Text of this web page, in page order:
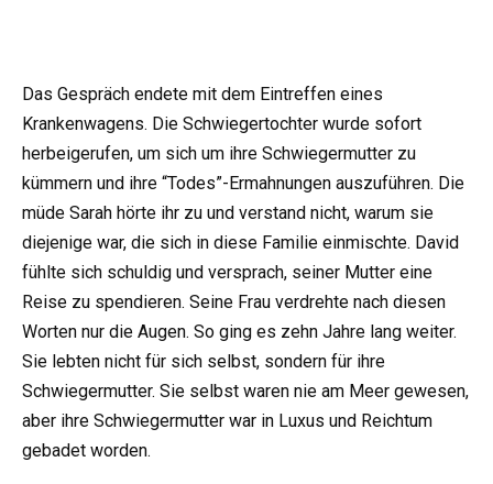
Das Gespräch endete mit dem Eintreffen eines
Krankenwagens. Die Schwiegertochter wurde sofort
herbeigerufen, um sich um ihre Schwiegermutter zu
kümmern und ihre “Todes”-Ermahnungen auszuführen. Die
müde Sarah hörte ihr zu und verstand nicht, warum sie
diejenige war, die sich in diese Familie einmischte. David
fühlte sich schuldig und versprach, seiner Mutter eine
Reise zu spendieren. Seine Frau verdrehte nach diesen
Worten nur die Augen. So ging es zehn Jahre lang weiter.
Sie lebten nicht für sich selbst, sondern für ihre
Schwiegermutter. Sie selbst waren nie am Meer gewesen,
aber ihre Schwiegermutter war in Luxus und Reichtum
gebadet worden.